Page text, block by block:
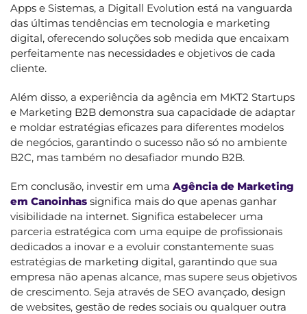
Apps e Sistemas, a Digitall Evolution está na vanguarda
das últimas tendências em tecnologia e marketing
digital, oferecendo soluções sob medida que encaixam
perfeitamente nas necessidades e objetivos de cada
cliente.
Além disso, a experiência da agência em MKT2 Startups
e Marketing B2B demonstra sua capacidade de adaptar
e moldar estratégias eficazes para diferentes modelos
de negócios, garantindo o sucesso não só no ambiente
B2C, mas também no desafiador mundo B2B.
Em conclusão, investir em uma Agência de Marketing
em Canoinhas significa mais do que apenas ganhar
visibilidade na internet. Significa estabelecer uma
parceria estratégica com uma equipe de profissionais
dedicados a inovar e a evoluir constantemente suas
estratégias de marketing digital, garantindo que sua
empresa não apenas alcance, mas supere seus objetivos
de crescimento. Seja através de SEO avançado, design
de websites, gestão de redes sociais ou qualquer outra